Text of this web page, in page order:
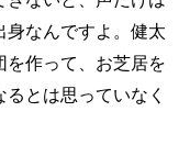
身なんですよ。健太
を作って、お芝居を
とは思っていなく